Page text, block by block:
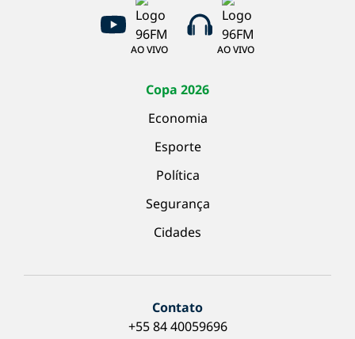
AO VIVO AO VIVO
Copa 2026
Economia
Esporte
Política
Segurança
Cidades
Contato
+55 84 40059696